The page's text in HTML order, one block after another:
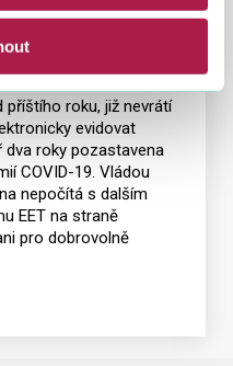
návrh
kterým se zrušuje
příštího roku, již nevrátí
evidovat
dva roky pozastavena
COVID-19. Vládou
nepočítá s dalším
EET na straně
pro dobrovolně